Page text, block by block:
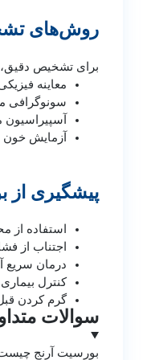
روش‌های
برای تشخیص
معاینه
سونوگرافی
آزمایش
پیشگیری از
استفاده از
اجتناب از
درمان
کنترل
گرم کردن
سوالات
بورسیت آرنج